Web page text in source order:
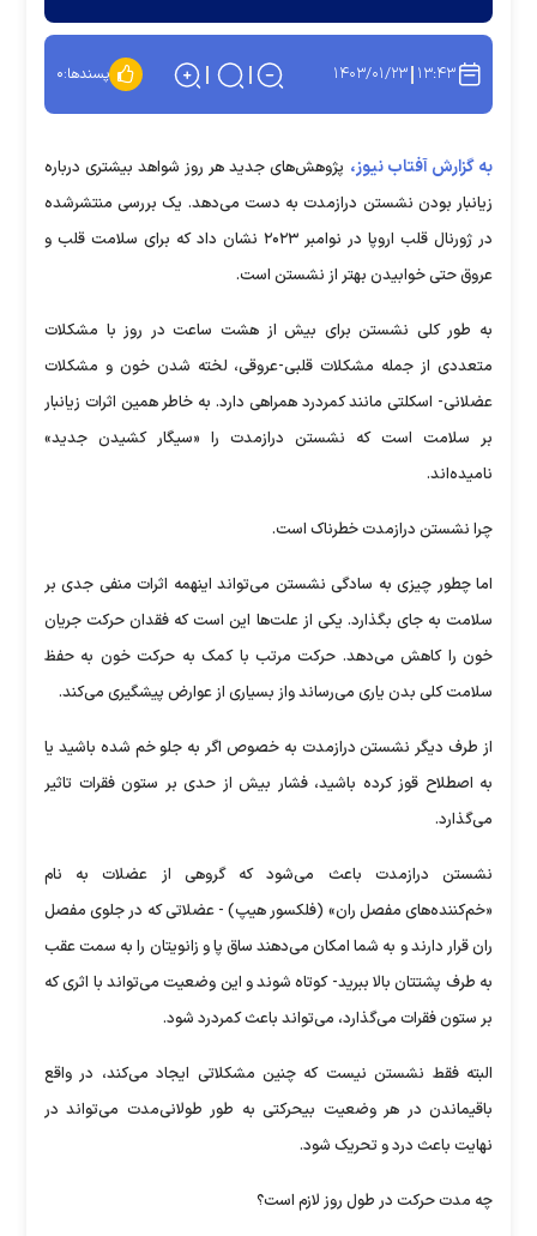
۱۳:۴۳ ۱۴۰۳/۰۱/۲۳ پسندها:۰
به گزارش آفتاب نیوز، پژوهش‌های جدید هر روز شواهد بیشتری درباره
زیانبار بودن نشستن درازمدت به دست می‌دهد‍. یک بررسی منتشرشده
در ژورنال قلب اروپا در نوامبر ۲۰۲۳ نشان داد که برای سلامت قلب و
عروق حتی خوابیدن بهتر از نشستن است.
به طور کلی نشستن برای بیش از هشت ساعت در روز با مشکلات
متعددی از جمله مشکلات قلبی-عروقی، لخته شدن خون و مشکلات
عضلانی- اسکلتی مانند کمردرد همراهی دارد. به خاطر همین اثرات زیانبار
بر سلامت است که نشستن درازمدت را «سیگار کشیدن جدید»
نامیده‌اند.
چرا نشستن درازمدت خطرناک است.
اما چطور چیزی به سادگی نشستن می‌تواند اینهمه اثرات منفی جدی بر
سلامت به جای بگذارد. یکی از علت‌ها این است که فقدان حرکت جریان
خون را کاهش می‌دهد. حرکت مرتب با کمک به حرکت خون به حفظ
سلامت کلی بدن یاری می‌رساند واز بسیاری از عوارض پیشگیری می‌کند.
از طرف دیگر نشستن درازمدت به خصوص اگر به جلو خم شده باشید یا
به اصطلاح قوز کرده باشید، فشار بیش از حدی بر ستون فقرات تاثیر
می‌گذارد.
نشستن درازمدت باعث می‌شود که گروهی از عضلات به نام
«خم‌کننده‌های مفصل ران» (فلکسور هیپ) - عضلاتی که در جلوی مفصل
ران قرار دارند و به شما امکان می‌دهند ساق پا و زانویتان را به سمت عقب
به طرف پشتتان بالا ببرید- کوتاه شوند و این وضعیت می‌تواند با اثری که
بر ستون فقرات می‌گذارد، می‌تواند باعث کمردرد شود.
البته فقط نشستن نیست که چنین مشکلاتی ایجاد می‌کند، در واقع
باقیماندن در هر وضعیت بیحرکتی به طور طولانی‌مدت می‌تواند در
نهایت باعث درد و تحریک شود.
چه مدت حرکت در طول روز لازم است؟